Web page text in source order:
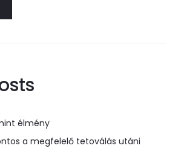
élmény
a megfelelő tetoválás utáni